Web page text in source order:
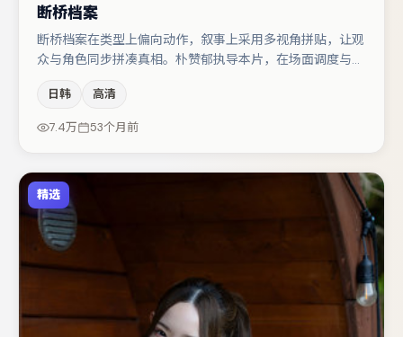
断桥档案
断桥档案在类型上偏向动作，叙事上采用多视角拼贴，让观
众与角色同步拼凑真相。朴赞郁执导本片，在场面调度与表
括秦海璐、段奕宏、小松菜奈等，角色动机前后呼应，适合
喜欢抠台词与伏笔的观众。节奏紧凑、反转有度，值得列入
日韩 高清
7.4万 53个月前
精选